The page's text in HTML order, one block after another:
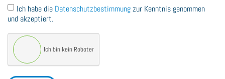
Ich habe die Datenschutzbestimmungzur Kenntnis genommen
und akzeptiert.
Ich bin kein Roboter